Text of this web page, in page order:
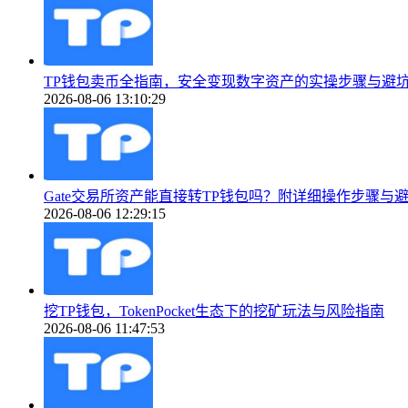
TP钱包卖币全指南，安全变现数字资产的实操步骤与避
2026-08-06 13:10:29
Gate交易所资产能直接转TP钱包吗？附详细操作步骤与
2026-08-06 12:29:15
挖TP钱包，TokenPocket生态下的挖矿玩法与风险指南
2026-08-06 11:47:53